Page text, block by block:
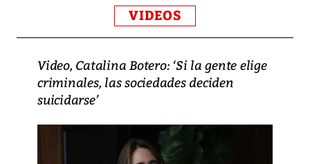
VIDEOS
Video, Catalina Botero: ‘Si la gente elige
criminales, las sociedades deciden
suicidarse’